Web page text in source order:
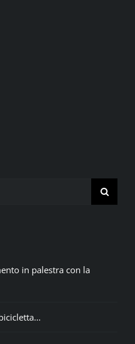
in palestra con la